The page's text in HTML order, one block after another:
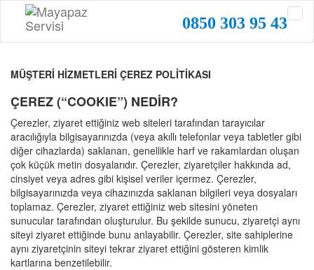
0850 303 95 43
MÜŞTERİ HİZMETLERİ ÇEREZ POLİTİKASI
ÇEREZ (“COOKIE”) NEDİR?
Çerezler, ziyaret ettiğiniz web siteleri tarafından tarayıcılar
aracılığıyla bilgisayarınızda (veya akıllı telefonlar veya tabletler gibi
diğer cihazlarda) saklanan, genellikle harf ve rakamlardan oluşan
çok küçük metin dosyalarıdır. Çerezler, ziyaretçiler hakkında ad,
cinsiyet veya adres gibi kişisel veriler içermez. Çerezler,
bilgisayarınızda veya cihazınızda saklanan bilgileri veya dosyaları
toplamaz. Çerezler, ziyaret ettiğiniz web sitesini yöneten
sunucular tarafından oluşturulur. Bu şekilde sunucu, ziyaretçi aynı
siteyi ziyaret ettiğinde bunu anlayabilir. Çerezler, site sahiplerine
aynı ziyaretçinin siteyi tekrar ziyaret ettiğini gösteren kimlik
kartlarına benzetilebilir.